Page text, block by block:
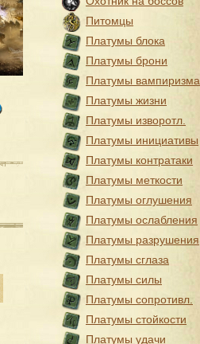
Питомцы
Платумы блока
Платумы брони
Платумы вампиризма
Платумы жизни
Платумы изворотл.
Платумы инициативы
Платумы контратаки
Платумы меткости
Платумы оглушения
Платумы ослабления
Платумы разрушения
Платумы сглаза
Платумы силы
Платумы сопротивл.
Платумы стойкости
Платумы удачи